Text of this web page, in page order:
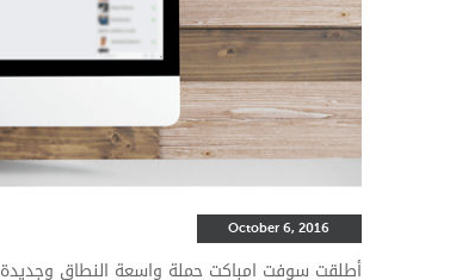
October 6, 2016
أطلقت سوفت امباكت حملة واسعة النطاق وجديدة